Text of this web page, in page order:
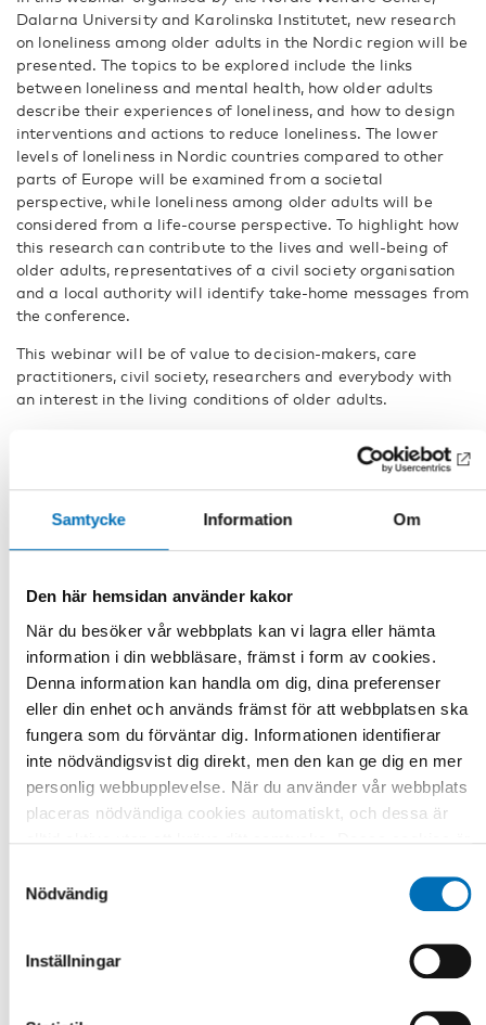
Samtycke Information Om
Den här hemsidan använder kakor
När du besöker vår webbplats kan vi lagra eller hämta
information i din webbläsare, främst i form av cookies.
Denna information kan handla om dig, dina preferenser
eller din enhet och används främst för att webbplatsen ska
fungera som du förväntar dig. Informationen identifierar
inte nödvändigsvist dig direkt, men den kan ge dig en mer
personlig webbupplevelse. När du använder vår webbplats
placeras nödvändiga cookies automatiskt, och dessa är
dess funktioner. Vi respekterar din integritet, och du kan
marknadsföring och oklassificerade) du vill acceptera.
Klicka på de olika kategorirubrikerna för att ta reda på mer
blockering av cookies kan påverka din upplevelse av
Nödvändig
Inställningar
Dalarna University and Karolinska Institutet, new research
on loneliness among older adults in the Nordic region will be
presented. The topics to be explored include the links
between loneliness and mental health, how older adults
describe their experiences of loneliness, and how to design
interventions and actions to reduce loneliness. The lower
levels of loneliness in Nordic countries compared to other
parts of Europe will be examined from a societal
perspective, while loneliness among older adults will be
considered from a life-course perspective. To highlight how
this research can contribute to the lives and well-being of
older adults, representatives of a civil society organisation
and a local authority will identify take-home messages from
the conference.
This webinar will be of value to decision-makers, care
practitioners, civil society, researchers and everybody with
an interest in the living conditions of older adults.
Participants in the webinar:
Neda Agahi, associate professor, Karolinska Institutet &
Stockholm University
Lena Dahlberg, professor, Dalarna University &
Karolinska Institutet
Louise Scheel Thomasen, senior adviser, Nordic Welfare
Centre
Marja Aartsen, professor, Oslo Metropolitan University
Stefan Fors, associate professor, Karolinska Institutet &
Stockholm University